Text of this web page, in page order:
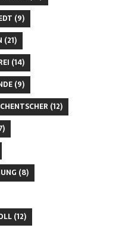
(9)
(21)
(14)
(9)
(12)
(8)
(12)